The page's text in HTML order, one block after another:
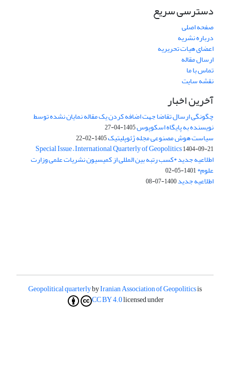
دسترسی سریع
صفحه اصلی
درباره نشریه
اعضای هیات تحریریه
ارسال مقاله
تماس با ما
نقشه سایت
آخرین اخبار
چگونگی ارسال تقاضا جهت اضافه کردن یک مقاله نمایان نشده توسط
نویسنده به پایگاه اسکوپوس1405-04-27
سیاست هوش مصنوعی مجله ژئوپلیتیک1405-02-22
Special Issue – International Quarterly of Geopolitics1404-09-21
اطلاعیه جدید *کسب رتبه بین المللی از کمیسیون نشریات علمی وزارت
علوم*1401-05-02
اطلاعیه جدید1400-07-08
Geopolitical quarterlybyIranian Association of Geopoliticsis
licensed under
CC BY 4.0